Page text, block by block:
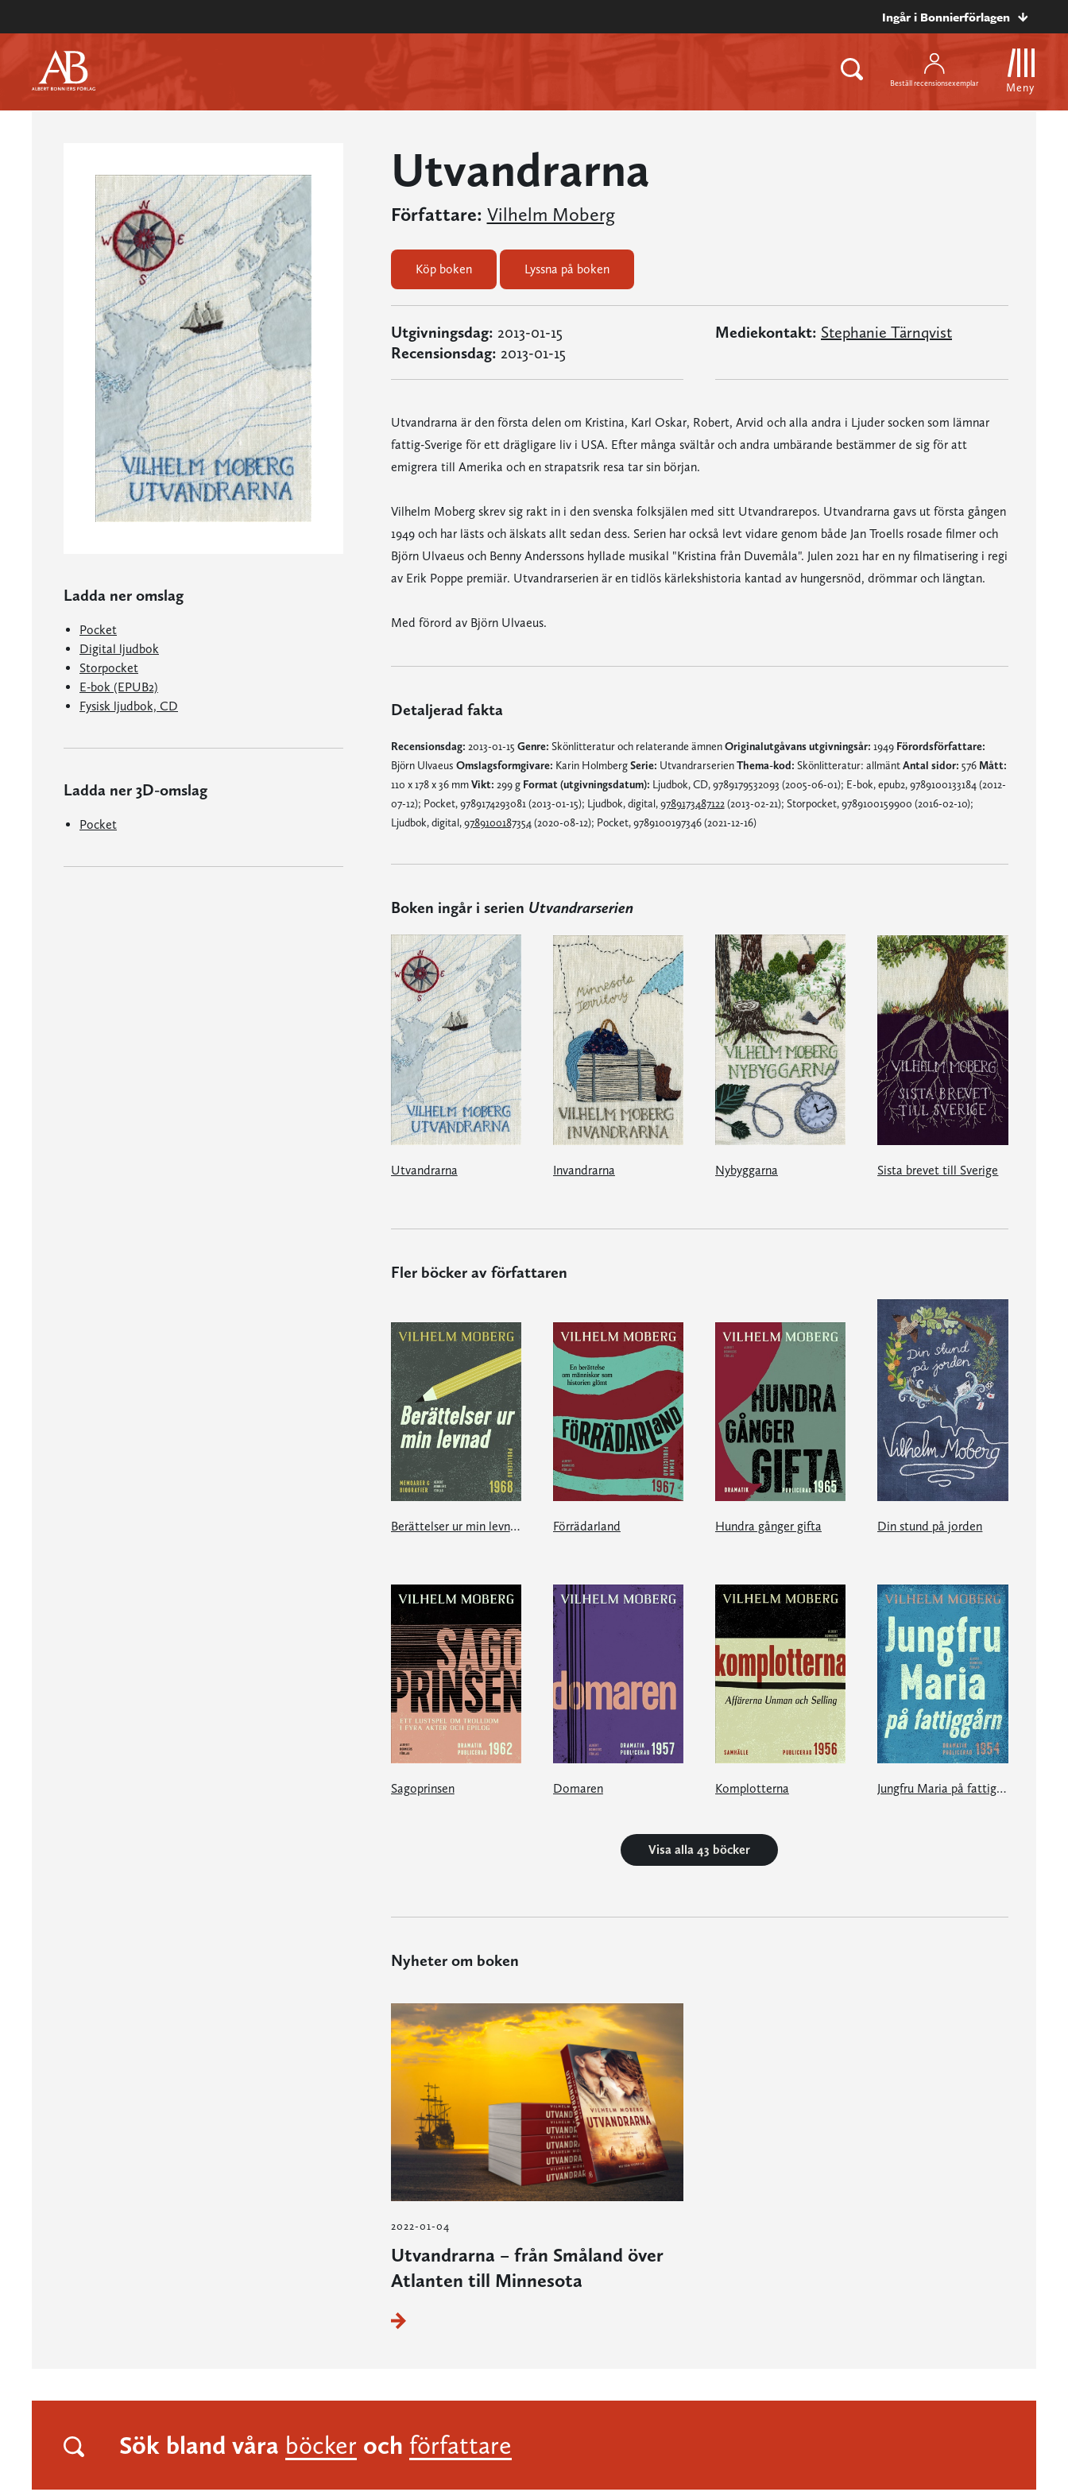
Ingår i Bonnierförlagen
Beställ recensionsexemplar Meny
Ladda ner omslag
Pocket
Digital ljudbok
Storpocket
E-bok (EPUB2)
Fysisk ljudbok, CD
Ladda ner 3D-omslag
Pocket
Utvandrarna
Författare: Vilhelm Moberg
Köp boken Lyssna på boken
Utgivningsdag: 2013-01-15
Recensionsdag: 2013-01-15
Mediekontakt: Stephanie Tärnqvist
Utvandrarna är den första delen om Kristina, Karl Oskar, Robert, Arvid och alla andra i Ljuder socken som lämnar
fattig-Sverige för ett drägligare liv i USA. Efter många svältår och andra umbärande bestämmer de sig för att
emigrera till Amerika och en strapatsrik resa tar sin början.
Vilhelm Moberg skrev sig rakt in i den svenska folksjälen med sitt Utvandrarepos. Utvandrarna gavs ut första gången
1949 och har lästs och älskats allt sedan dess. Serien har också levt vidare genom både Jan Troells rosade filmer och
Björn Ulvaeus och Benny Anderssons hyllade musikal "Kristina från Duvemåla". Julen 2021 har en ny filmatisering i regi
av Erik Poppe premiär. Utvandrarserien är en tidlös kärlekshistoria kantad av hungersnöd, drömmar och längtan.
Med förord av Björn Ulvaeus.
Detaljerad fakta
Recensionsdag: 2013-01-15 Genre: Skönlitteratur och relaterande ämnenOriginalutgåvans utgivningsår: 1949 Förordsförfattare:
Björn Ulvaeus Omslagsformgivare: Karin HolmbergSerie: UtvandrarserienThema-kod: Skönlitteratur: allmäntAntal sidor: 576 Mått:
110 x 178 x 36 mmVikt: 299 g Format (utgivningsdatum): Ljudbok, CD, 9789179532093 (2005-06-01); E-bok, epub2, 9789100133184 (2012-
07-12); Pocket, 9789174293081 (2013-01-15); Ljudbok, digital,9789173487122 (2013-02-21); Storpocket, 9789100159900 (2016-02-10);
Ljudbok, digital,9789100187354 (2020-08-12); Pocket, 9789100197346 (2021-12-16)
Boken ingår i serien Utvandrarserien
Utvandrarna Invandrarna Nybyggarna Sista brevet till Sverige
Fler böcker av författaren
Berättelser ur min levnad Förrädarland Hundra gånger gifta Din stund på jorden
Sagoprinsen Domaren Komplotterna Jungfru Maria på fattiggårn
Visa alla 43 böcker
Nyheter om boken
2022-01-04
Utvandrarna – från Småland över
Atlanten till Minnesota
Sök bland våra böcker och författare